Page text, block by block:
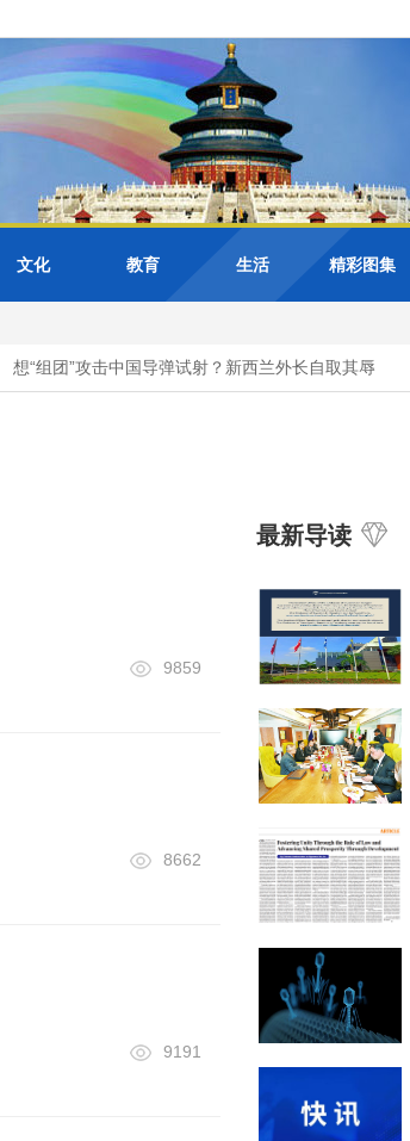
文化 教育 生活 精彩图集
想“组团”攻击中国导弹试射？新西兰外长自取其辱
9859
8662
9191
最新导读